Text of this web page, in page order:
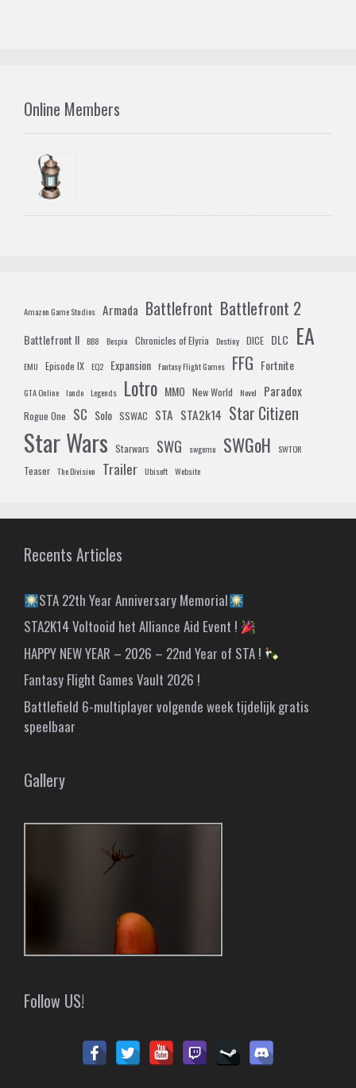
Online Members
Amazon Game Studios Armada Battlefront Battlefront 2
Battlefront II BB8 Bespin Chronicles of Elyria Destiny DICE DLC EA
EMU Episode IX EQ2 Expansion Fantasy Flight Games FFG Fortnite
GTA Online lando Legends Lotro MMO New World Novel Paradox
Rogue One SC Solo SSWAC STA STA2k14 Star Citizen
Star Wars Starwars SWG swgemu SWGoH SWTOR
Teaser The Division Trailer Ubisoft Website
Recents Articles
STA 22th Year Anniversary Memorial
STA2K14 Voltooid het Alliance Aid Event !
HAPPY NEW YEAR – 2026 – 22nd Year of STA !
Fantasy Flight Games Vault 2026 !
Battlefield 6-multiplayer volgende week tijdelijk gratis
speelbaar
Gallery
Follow US!